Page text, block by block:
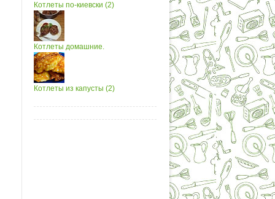
Котлеты по-киевски (2)
Котлеты домашние.
Котлеты из капусты (2)